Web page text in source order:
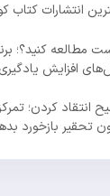
انتشارات کتاب
مطالعه کنید؟؛
افزایش
کردن؛
تحقیر بازخورد